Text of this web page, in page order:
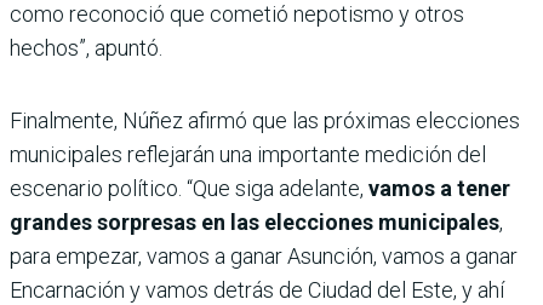
como reconoció que cometió nepotismo y otros
hechos”, apuntó.
Finalmente, Núñez afirmó que las próximas elecciones
municipales reflejarán una importante medición del
escenario político. “Que siga adelante, vamos a tener
grandes sorpresas en las elecciones municipales,
para empezar, vamos a ganar Asunción, vamos a ganar
Encarnación y vamos detrás de Ciudad del Este, y ahí